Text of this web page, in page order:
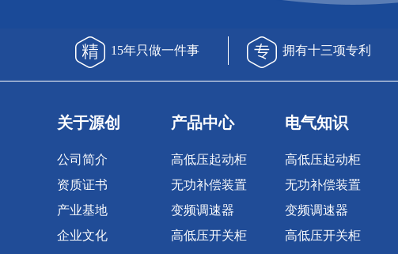
15年只做一件事 拥有十三项专利
关于源创
公司简介
资质证书
产业基地
企业文化
产品中心
高低压起动柜
无功补偿装置
变频调速器
高低压开关柜
电气知识
高低压起动柜
无功补偿装置
变频调速器
高低压开关柜